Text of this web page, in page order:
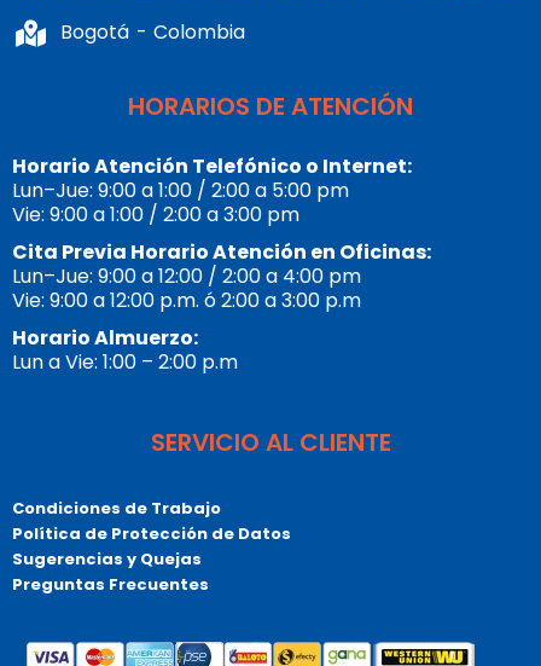
Bogotá - Colombia
HORARIOS DE ATENCIÓN
Horario Atención Telefónico o Internet:
Lun–Jue: 9:00 a 1:00 / 2:00 a 5:00 pm
Vie: 9:00 a 1:00 / 2:00 a 3:00 pm
Cita Previa Horario Atención en Oficinas:
Lun–Jue: 9:00 a 12:00 / 2:00 a 4:00 pm
Vie: 9:00 a 12:00 p.m. ó 2:00 a 3:00 p.m
Horario Almuerzo:
Lun a Vie: 1:00 – 2:00 p.m
SERVICIO AL CLIENTE
Condiciones de Trabajo
Política de Protección de Datos
Sugerencias y Quejas
Preguntas Frecuentes